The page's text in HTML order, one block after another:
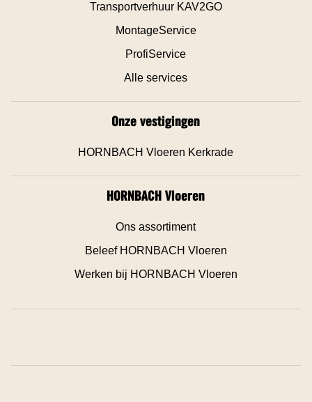
Transportverhuur KAV2GO
MontageService
ProfiService
Alle services
Onze vestigingen
HORNBACH Vloeren Kerkrade
HORNBACH Vloeren
Ons assortiment
Beleef HORNBACH Vloeren
Werken bij HORNBACH Vloeren